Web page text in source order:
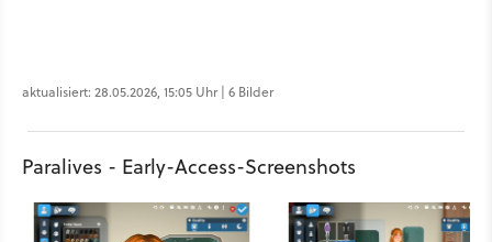
aktualisiert: 28.05.2026, 15:05 Uhr | 6 Bilder
Paralives - Early-Access-Screenshots